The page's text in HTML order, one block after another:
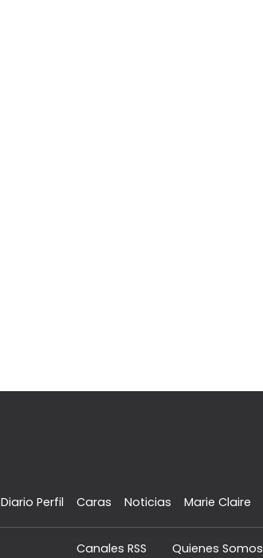
Diario Perfil Caras Noticias Marie Claire
Canales RSS Quienes Somos